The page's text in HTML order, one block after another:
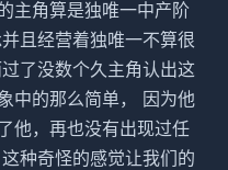
主角算是独唯一中产阶
且经营着独唯一不算很
了没数个久主角认出这
中的那么简单， 因为他
他，再也没有出现过任
种奇怪的感觉让我们的